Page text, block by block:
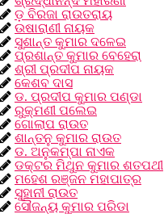
ଡ଼ ବିରଜା ରାଉତରାୟ
ଉଷାରାଣୀ ନାୟକ
ସୁଶାନ୍ତ କୁମାର ଦଳେଇ
ପ୍ରଶାନ୍ତ କୁମାର ବେହେରା
ଶ୍ରୀ ପ୍ରଦୀପ ନାୟକ
କେଶବ ଦାସ
ଡ. ପ୍ରଦୀପ କୁମାର ପଣ୍ଡା
ରୁକ୍ମଣୀ ପଲେଇ
ଗୋଲାପ ରାଉତ
ଶାନ୍ତନୁ କୁମାର ରାଉତ
ଡ. ଅନୁକମ୍ପା ନାଏକ
ଡକ୍ଟର ମିଥୁନ କୁମାର ଶତପଥୀ
ମହେଶ ରଞ୍ଜନ ମହାପାତ୍ର
ସୁହାନୀ ରାଉତ
ସୌଜନ୍ୟ କୁମାର ପରିଡା